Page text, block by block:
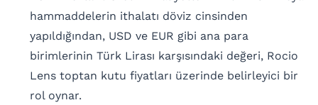
hammaddelerin ithalatı döviz cinsinden
yapıldığından, USD ve EUR gibi ana para
birimlerinin Türk Lirası karşısındaki değeri, Rocio
Lens toptan kutu fiyatları üzerinde belirleyici bir
rol oynar.